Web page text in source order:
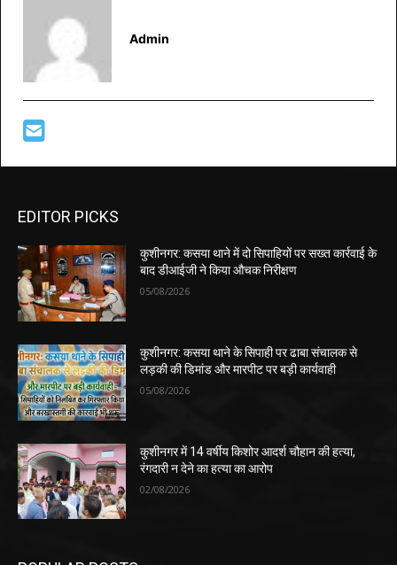
Admin
EDITOR PICKS
कुशीनगर: कसया थाने में दो सिपाहियों पर सख्त कार्रवाई के
बाद डीआईजी ने किया औचक निरीक्षण
05/08/2026
कुशीनगर: कसया थाने के सिपाही पर ढाबा संचालक से
लड़की की डिमांड और मारपीट पर बड़ी कार्यवाही
05/08/2026
कुशीनगर में 14 वर्षीय किशोर आदर्श चौहान की हत्या,
रंगदारी न देने का हत्या का आरोप
02/08/2026